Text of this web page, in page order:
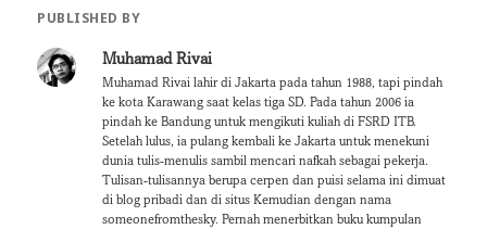
PUBLISHED BY
Muhamad Rivai
Muhamad Rivai lahir di Jakarta pada tahun 1988, tapi pindah
ke kota Karawang saat kelas tiga SD. Pada tahun 2006 ia
pindah ke Bandung untuk mengikuti kuliah di FSRD ITB.
Setelah lulus, ia pulang kembali ke Jakarta untuk menekuni
dunia tulis-menulis sambil mencari nafkah sebagai pekerja.
Tulisan-tulisannya berupa cerpen dan puisi selama ini dimuat
di blog pribadi dan di situs Kemudian dengan nama
someonefromthesky. Pernah menerbitkan buku kumpulan